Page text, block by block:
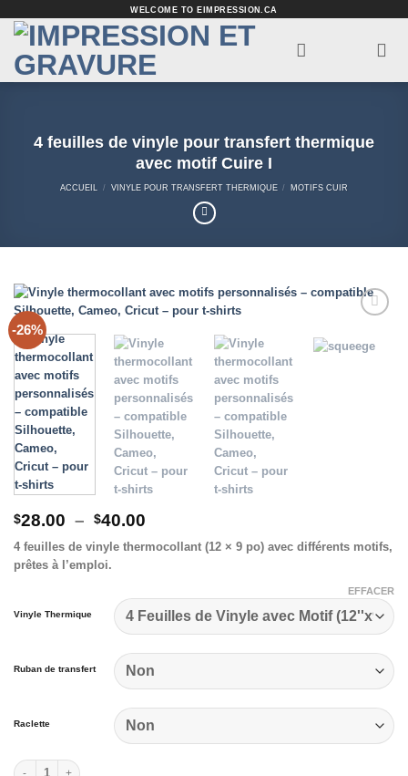
contenu
WELCOME TO EIMPRESSION.CA
4 feuilles de vinyle pour transfert thermique
avec motif Cuire I
ACCUEIL / VINYLE POUR TRANSFERT THERMIQUE / MOTIFS CUIR
-26%
Wishlist
$28.00 – $40.00
prix :
$40.00
4 feuilles de vinyle thermocollant (12 × 9 po) avec différents motifs,
prêtes à l’emploi.
Vinyle Thermique
Ruban de transfert
Raclette
EFFACER
quantité de 4 feuilles de vinyle pour transfert thermique avec motif Cuire I